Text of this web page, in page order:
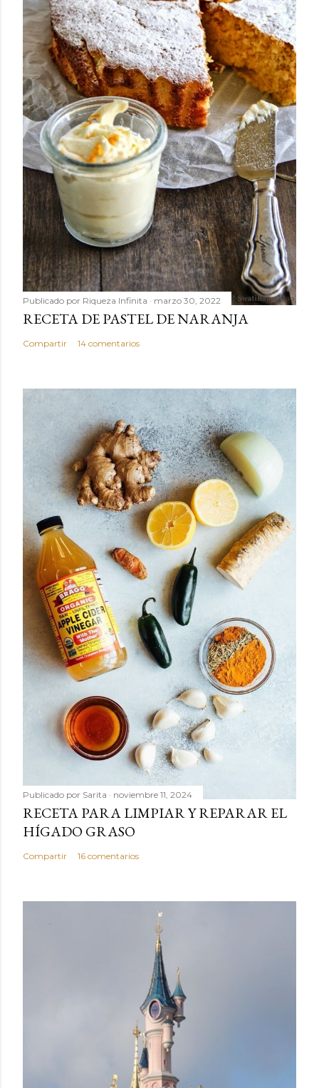
Publicado por Riqueza Infinita marzo 30, 2022
RECETA DE PASTEL DE NARANJA
Compartir 14 comentarios
Publicado por Sarita noviembre 11, 2024
RECETA PARA LIMPIAR Y REPARAR EL
HÍGADO GRASO
Compartir 16 comentarios